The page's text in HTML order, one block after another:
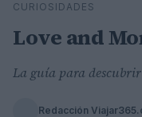
Buscar
CURIOSIDADES
Love and
La guía para
Redacción